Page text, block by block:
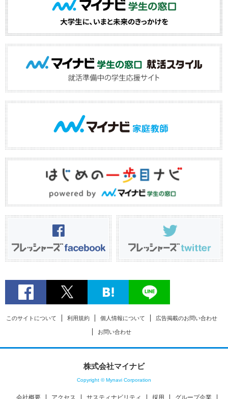
このサイトについて 利用規約 個人情報について 広告掲載のお問い合わせ
お問い合わせ
株式会社マイナビ
Copyright © Mynavi Corporation
会社概要 アクセス サスティナビリティ 採用 グループ企業